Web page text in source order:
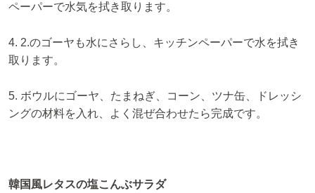
ペーパーで水気を拭き取ります。
4. 2.のゴーヤも水にさらし、キッチンペーパーで水を拭き
取ります。
5. ボウルにゴーヤ、たまねぎ、コーン、ツナ缶、ドレッシ
ングの材料を入れ、よく混ぜ合わせたら完成です。
韓国風レタスの塩こんぶサラダ